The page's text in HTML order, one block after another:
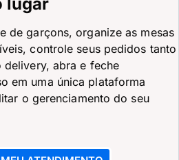
lugar
de garçons, organize as mesas
controle seus pedidos tanto
abra e feche
em uma única plataforma
o gerenciamento do seu